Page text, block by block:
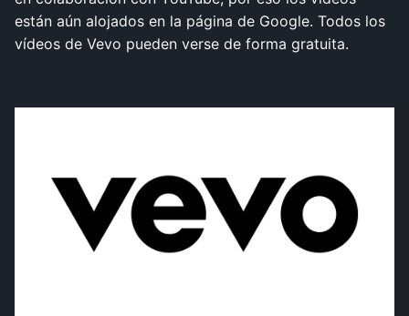
están aún alojados en la página de Google. Todos los
vídeos de Vevo pueden verse de forma gratuita.